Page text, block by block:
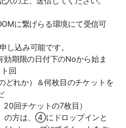
に繋げらる環境にて受信可
込み可能です。
期限の日付下のNoから始ま
回
どれか）＆何枚目のチケットを
回チケットの7枚目）
の方は、④にドロップインと